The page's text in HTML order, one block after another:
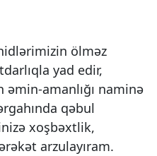
ölməz
yad edir,
əmin-amanlığı naminə
qəbul
xoşbəxtlik,
arzulayıram.